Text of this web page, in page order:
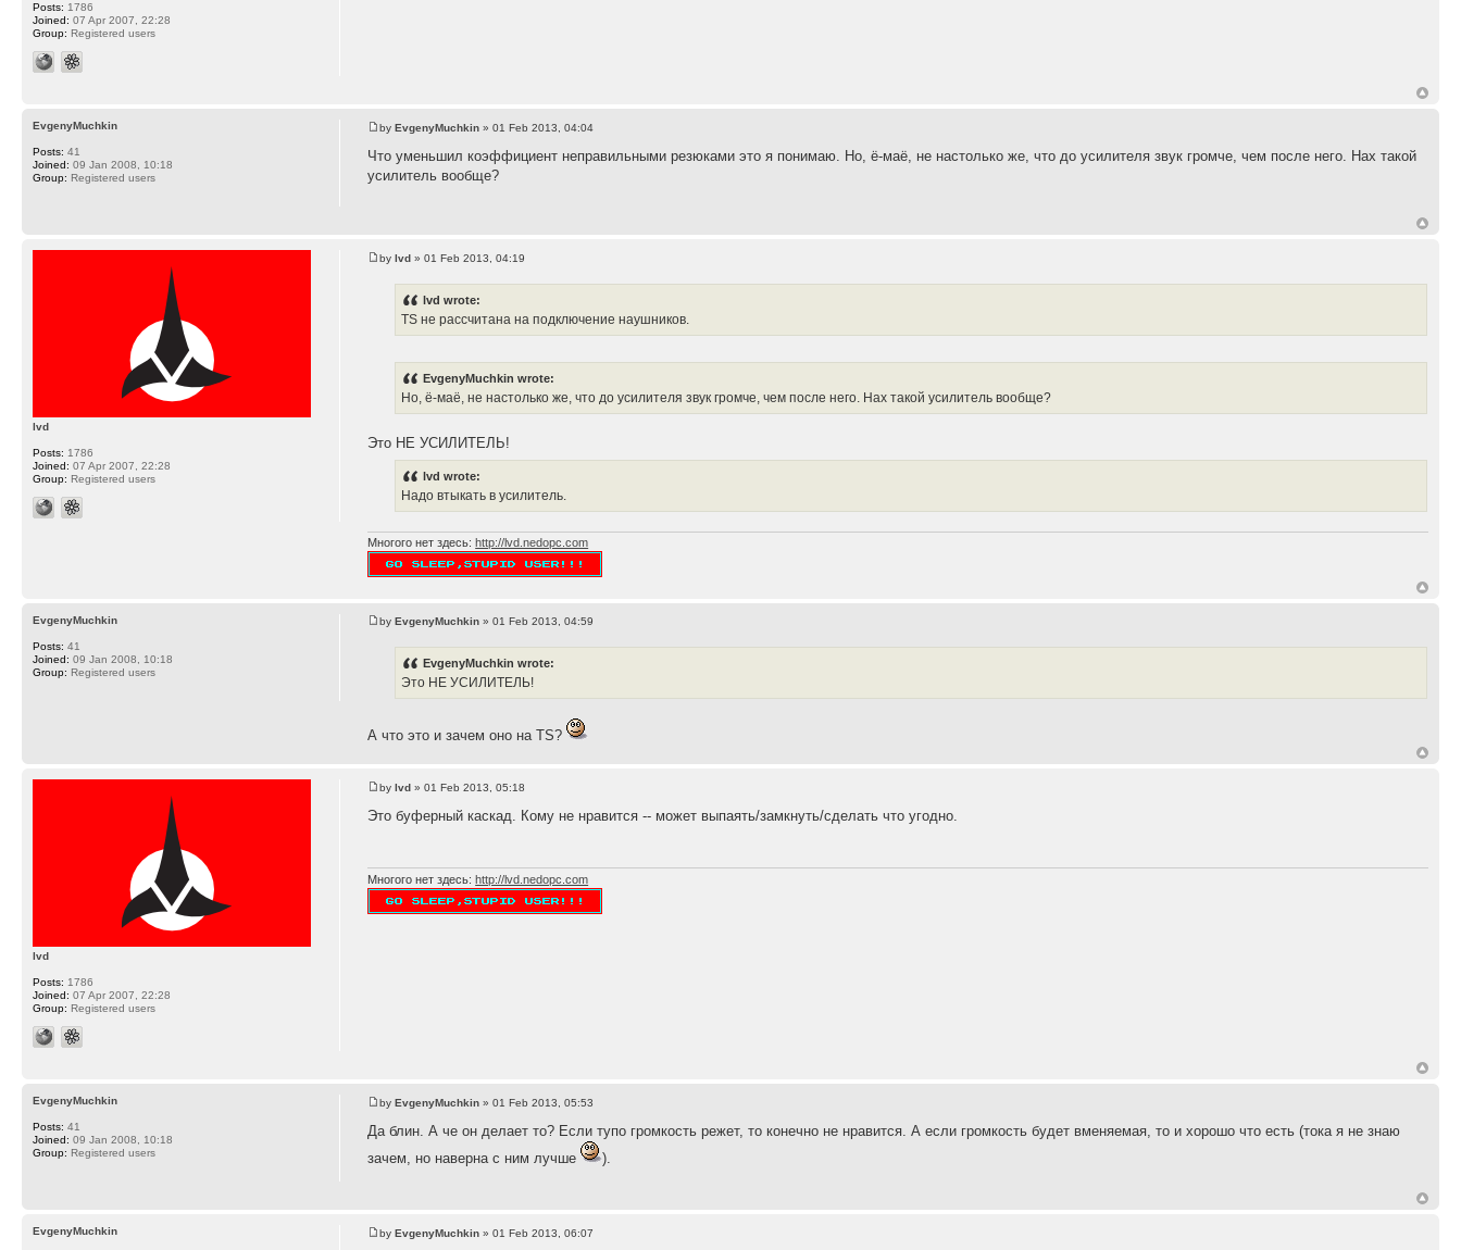
Posts: 1786
Joined: 07 Apr 2007, 22:28
Group: Registered users
byEvgenyMuchkin » 01 Feb 2013, 04:04
Что уменьшил коэффициент неправильными резюками это я понимаю. Но, ё-маё, не настолько же, что до усилителя звук громче, чем после него. Нах такой
усилитель вообще?
EvgenyMuchkin
Posts: 41
Joined: 09 Jan 2008, 10:18
Group: Registered users
bylvd » 01 Feb 2013, 04:19
lvd wrote:
TS не рассчитана на подключение наушников.
EvgenyMuchkin wrote:
Но, ё-маё, не настолько же, что до усилителя звук громче, чем после него. Нах такой усилитель вообще?
Это НЕ УСИЛИТЕЛЬ!
lvd wrote:
Надо втыкать в усилитель.
Многого нет здесь:http://lvd.nedopc.com
lvd
Posts: 1786
Joined: 07 Apr 2007, 22:28
Group: Registered users
byEvgenyMuchkin » 01 Feb 2013, 04:59
EvgenyMuchkin wrote:
Это НЕ УСИЛИТЕЛЬ!
А что это и зачем оно на TS?
EvgenyMuchkin
Posts: 41
Joined: 09 Jan 2008, 10:18
Group: Registered users
bylvd » 01 Feb 2013, 05:18
Это буферный каскад. Кому не нравится -- может выпаять/замкнуть/сделать что угодно.
Многого нет здесь:http://lvd.nedopc.com
lvd
Posts: 1786
Joined: 07 Apr 2007, 22:28
Group: Registered users
byEvgenyMuchkin » 01 Feb 2013, 05:53
Да блин. А че он делает то? Если тупо громкость режет, то конечно не нравится. А если громкость будет вменяемая, то и хорошо что есть (тока я не знаю
зачем, но наверна с ним лучше
).
EvgenyMuchkin
Posts: 41
Joined: 09 Jan 2008, 10:18
Group: Registered users
byEvgenyMuchkin » 01 Feb 2013, 06:07
EvgenyMuchkin